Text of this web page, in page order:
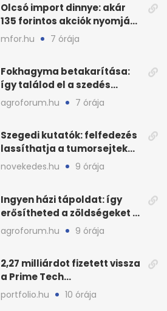
Olcsó import dinnye: akár
135 forintos akciók nyomják
le a piacot
mfor.hu 7 órája
Fokhagyma betakarítása:
így találod el a szedés
legjobb időpontját
agroforum.hu 7 órája
Szegedi kutatók: felfedezés
lassíthatja a tumorsejtek
terjedését
novekedes.hu 9 órája
Ingyen házi tápoldat: így
erősítheted a zöldségeket a
hőhullám után
agroforum.hu 9 órája
2,27 milliárdot fizetett vissza
a Prime Tech
Magántőkealap az
államnak
portfolio.hu 10 órája